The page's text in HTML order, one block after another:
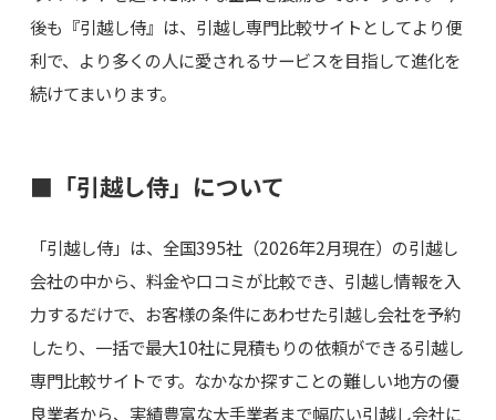
後も『引越し侍』は、引越し専門比較サイトとしてより便
利で、より多くの人に愛されるサービスを目指して進化を
続けてまいります。
■「引越し侍」について
「引越し侍」は、全国395社（2026年2月現在）の引越し
会社の中から、料金や口コミが比較でき、引越し情報を入
力するだけで、お客様の条件にあわせた引越し会社を予約
したり、一括で最大10社に見積もりの依頼ができる引越し
専門比較サイトです。なかなか探すことの難しい地方の優
良業者から、実績豊富な大手業者まで幅広い引越し会社に